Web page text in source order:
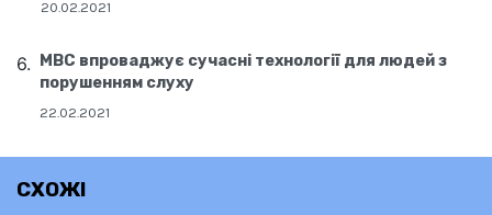
20.02.2021
МВС впроваджує сучасні технології для людей з
порушенням слуху
22.02.2021
СХОЖІ